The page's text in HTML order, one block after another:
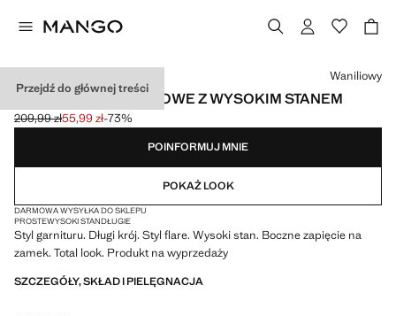
Przejdź do głównej treści
SPODNIE GARNITUROWE Z WYSOKIM STANEM
Skreślona cena początkowa [209,99 zł ]
209,99 zł
Aktualna cena [55,99 zł ]
55,99 zł-73%
Wybierz kolor
Waniliowy
POINFORMUJ MNIE
POKAŻ LOOK
DARMOWA WYSYŁKA DO SKLEPU
PROSTEWYSOKI STANDŁUGIE
Styl garnituru. Długi krój. Styl flare. Wysoki stan. Boczne zapięcie na
zamek. Total look. Produkt na wyprzedaży
SZCZEGÓŁY, SKŁAD I PIELĘGNACJA